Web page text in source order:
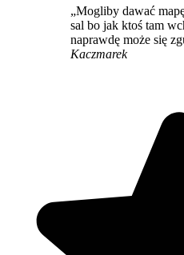
„Mogliby dawać
sal bo jak ktoś tam
naprawdę może się
Kaczmarek